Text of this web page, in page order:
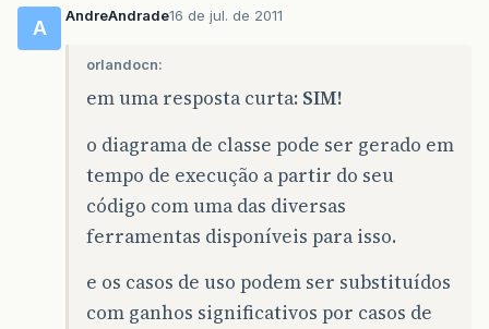
A
AndreAndrade16 de jul. de 2011
orlandocn:
em uma resposta curta: SIM!
o diagrama de classe pode ser gerado em
tempo de execução a partir do seu
código com uma das diversas
ferramentas disponíveis para isso.
e os casos de uso podem ser substituídos
com ganhos significativos por casos de